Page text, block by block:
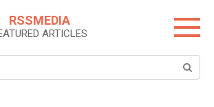
RSSMEDIA
ARTICLES